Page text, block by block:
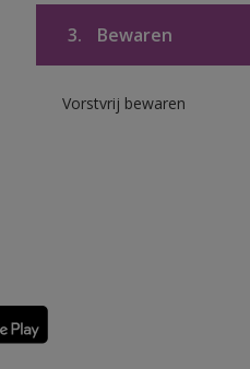
3. Bewaren
Vorstvrij bewaren